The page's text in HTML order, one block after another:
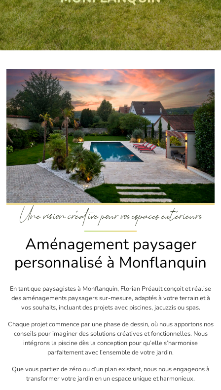
Une vision créative pour vos espaces extérieurs
Aménagement paysager
personnalisé à Monflanquin
En tant que paysagistes à Monflanquin, Florian Préault conçoit et réalise
des aménagements paysagers sur-mesure, adaptés à votre terrain et à
vos souhaits, incluant des projets avec piscines, jacuzzis ou spas.
Chaque projet commence par une phase de dessin, où nous apportons nos
conseils pour imaginer des solutions créatives et fonctionnelles. Nous
intégrons la piscine dès la conception pour qu’elle s’harmonise
parfaitement avec l’ensemble de votre jardin.
Que vous partiez de zéro ou d’un plan existant, nous nous engageons à
transformer votre jardin en un espace unique et harmonieux.